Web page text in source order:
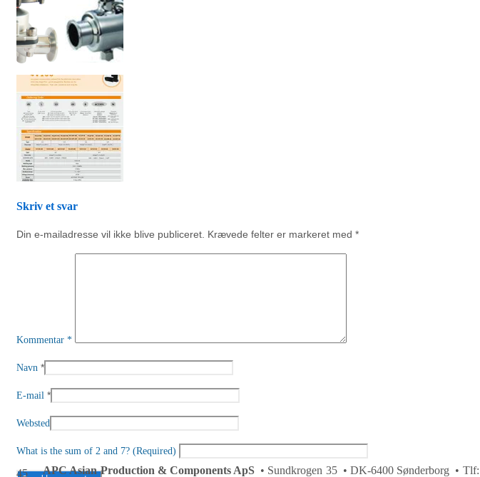
Skriv et svar
Din e-mailadresse vil ikke blive publiceret. Krævede felter er markeret med *
Kommentar *
Navn *
E-mail *
Websted
What is the sum of 2 and 7? (Required)
APC Asian Production & Components ApS• Sundkrogen 35 • DK-6400 Sønderborg • Tlf:
45